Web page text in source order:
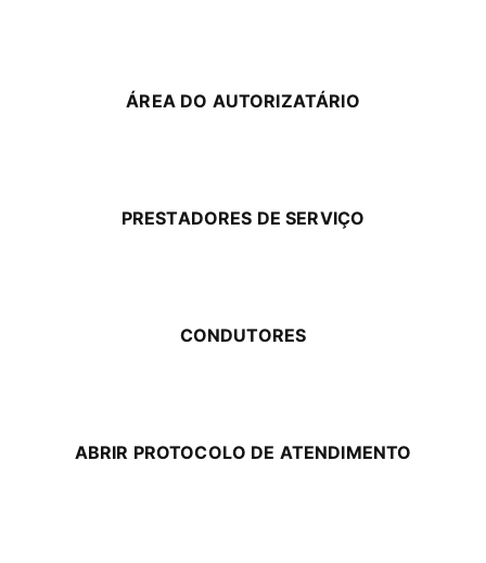
ÁREA DO AUTORIZATÁRIO
PRESTADORES DE SERVIÇO
CONDUTORES
ABRIR PROTOCOLO DE ATENDIMENTO